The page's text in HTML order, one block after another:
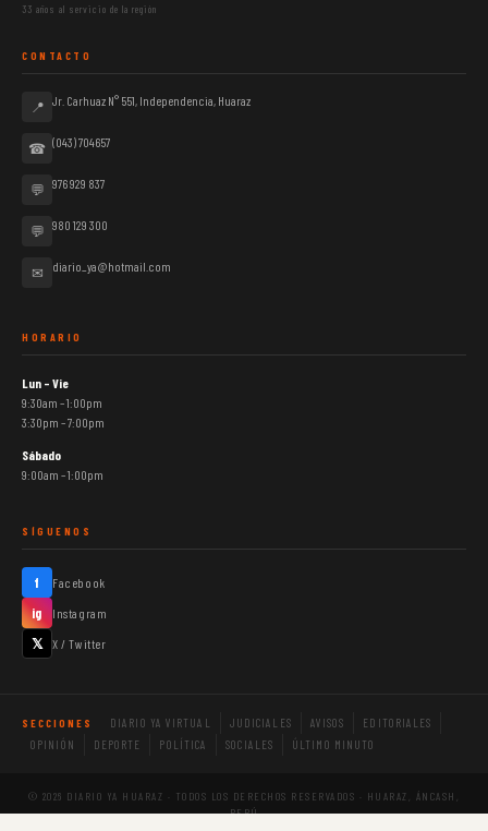
33 años al servicio de la región
CONTACTO
📍 Jr. Carhuaz N° 551, Independencia, Huaraz
☎ (043) 704657
💬 976 929 837
💬 980 129 300
✉ diario_ya@hotmail.com
HORARIO
Lun – Vie
9:30am – 1:00pm
3:30pm – 7:00pm
Sábado
9:00am – 1:00pm
SÍGUENOS
f Facebook
ig Instagram
𝕏 X / Twitter
SECCIONES DIARIO YA VIRTUAL JUDICIALES AVISOS
EDITORIALES
OPINIÓN
DEPORTE POLÍTICA SOCIALES ÚLTIMO MINUTO
© 2026 DIARIO YA HUARAZ · TODOS LOS DERECHOS RESERVADOS · HUARAZ, ÁNCASH,
PERÚ